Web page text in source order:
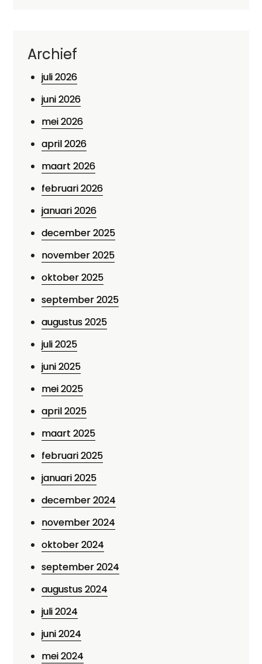
Archief
juli 2026
juni 2026
mei 2026
april 2026
maart 2026
februari 2026
januari 2026
december 2025
november 2025
oktober 2025
september 2025
augustus 2025
juli 2025
juni 2025
mei 2025
april 2025
maart 2025
februari 2025
januari 2025
december 2024
november 2024
oktober 2024
september 2024
augustus 2024
juli 2024
juni 2024
mei 2024